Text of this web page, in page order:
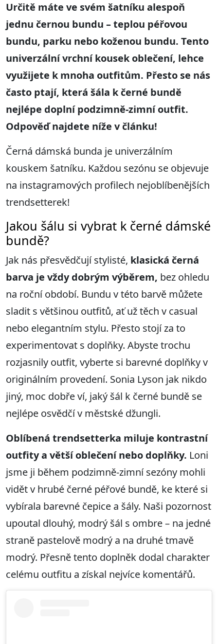
Určitě máte ve svém šatníku alespoň
jednu černou bundu – teplou péřovou
bundu, parku nebo koženou bundu. Tento
univerzální vrchní kousek oblečení, lehce
využijete k mnoha outfitům. Přesto se nás
často ptají, která šála k černé bundě
nejlépe doplní podzimně-zimní outfit.
Odpověď najdete níže v článku!
Černá dámská bunda je univerzálním
kouskem šatníku. Každou sezónu se objevuje
na instagramových profilech nejoblíbenějších
trendsetterek!
Jakou šálu si vybrat k černé dámské
bundě?
Jak nás přesvědčují stylisté, klasická černá
barva je vždy dobrým výběrem, bez ohledu
na roční období. Bundu v této barvě můžete
sladit s většinou outfitů, ať už těch v casual
nebo elegantním stylu. Přesto stojí za to
experimentovat s doplňky. Abyste trochu
rozjasnily outfit, vyberte si barevné doplňky v
originálním provedení. Sonia Lyson jak nikdo
jiný, moc dobře ví, jaký šál k černé bundě se
nejlépe osvědčí v městské džungli.
Oblíbená trendsetterka miluje kontrastní
outfitya větší oblečení nebo doplňky. Loni
jsme ji během podzimně-zimní sezóny mohli
vidět v hrubé černé péřové bundě, ke které si
vybírala barevné čepice a šály. Naši pozornost
upoutal dlouhý, modrý šál s ombre – na jedné
straně pastelově modrý a na druhé tmavě
modrý. Přesně tento doplněk dodal charakter
celému outfitu a získal nejvíce komentářů.